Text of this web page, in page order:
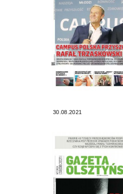
30.08.2021